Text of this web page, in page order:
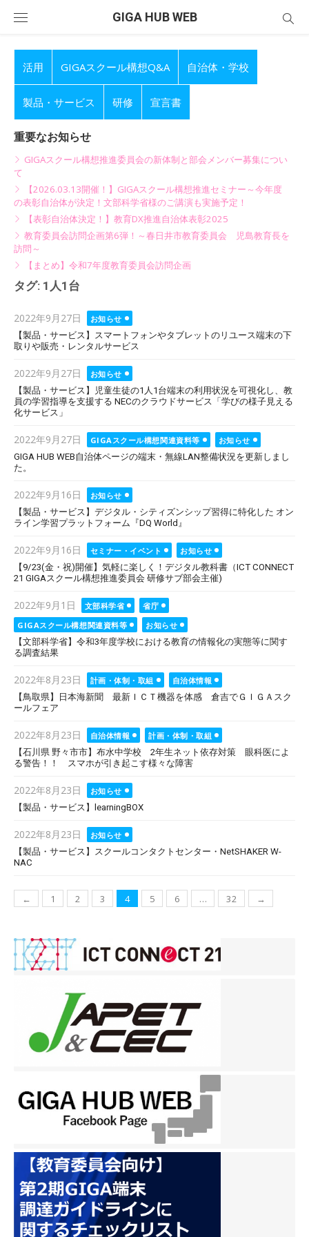
GIGA HUB WEB
活用 GIGAスクール構想Q&A 自治体・学校
製品・サービス 研修 宣言書
重要なお知らせ
GIGAスクール構想推進委員会の新体制と部会メンバー募集につい
て
【2026.03.13開催！】GIGAスクール構想推進セミナー～今年度
の表彰自治体が決定！文部科学省様のご講演も実施予定！
【表彰自治体決定！】教育DX推進自治体表彰2025
教育委員会訪問企画第6弾！～春日井市教育委員会 児島教育長を
訪問～
【まとめ】令和7年度教育委員会訪問企画
タグ: 1人1台
Posted
on
2022年9月27日
お知らせ
【製品・サービス】スマートフォンやタブレットのリユース端末の下
取りや販売・レンタルサービス
Posted
on
2022年9月27日
お知らせ
【製品・サービス】児童生徒の1人1台端末の利用状況を可視化し、教
員の学習指導を支援する NECのクラウドサービス「学びの様子見える
化サービス」
Posted
on
2022年9月27日 GIGAスクール構想関連資料等
お知らせ
GIGA HUB WEB自治体ページの端末・無線LAN整備状況を更新しまし
た。
Posted
on
2022年9月16日
お知らせ
【製品・サービス】デジタル・シティズンシップ習得に特化した オン
ライン学習プラットフォーム『DQ World』
Posted
on
2022年9月16日 セミナー・イベント
お知らせ
【9/23(金・祝)開催】気軽に楽しく！デジタル教科書（ICT CONNECT
21 GIGAスクール構想推進委員会 研修サブ部会主催)
Posted
on
2022年9月1日 文部科学省
省庁
GIGAスクール構想関連資料等
お知らせ
【文部科学省】令和3年度学校における教育の情報化の実態等に関す
る調査結果
Posted
on
2022年8月23日 計画・体制・取組
自治体情報
【鳥取県】日本海新聞 最新ＩＣＴ機器を体感 倉吉でＧＩＧＡスク
ールフェア
Posted
on
2022年8月23日 自治体情報
計画・体制・取組
【石川県 野々市市】布水中学校 2年生ネット依存対策 眼科医によ
る警告！！ スマホが引き起こす様々な障害
Posted
on
2022年8月23日
お知らせ
【製品・サービス】learningBOX
Posted
on
2022年8月23日
お知らせ
【製品・サービス】スクールコンタクトセンター・NetSHAKER W-
NAC
投
ナ
ビ
ゲ
ョ
← 1 2 3 4 5 6 … 32 →